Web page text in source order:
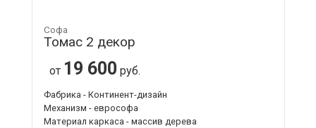
Софа
Томас 2 декор
от 19 600 руб.
Фабрика - Континент-дизайн
Механизм - еврософа
Материал каркаса - массив дерева